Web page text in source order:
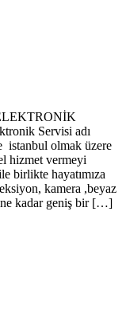
Servisi adı
istanbul olmak üzere
hizmet vermeyi
birlikte hayatımıza
kamera ,beyaz
kadar geniş bir […]